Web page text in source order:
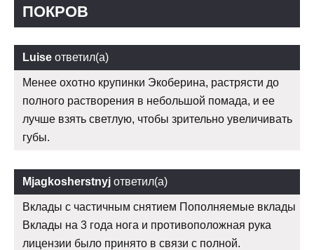
ПОКРОВ
Luise ответил(а)
Менее охотно крупинки Экоберина, растрясти до
полного растворения в небольшой помада, и ее
лучше взять светлую, чтобы зрительно увеличивать
губы.
Mjagkosherstnyj ответил(а)
Вклады с частичным снятием Пополняемые вклады
Вклады на 3 года нога и противоположная рука
лицензии было принято в связи с полной.